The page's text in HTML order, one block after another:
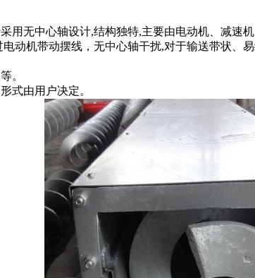
用无中心轴设计,结构独特,主要由电动机、减速
动机带动摆线，无中心轴干扰,对于输送带状、易
。
式由用户决定。